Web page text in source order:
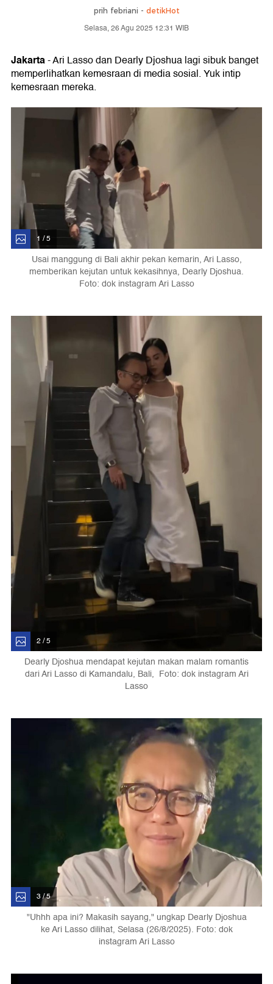
prih febriani - detikHot
Selasa, 26 Agu 2025 12:31 WIB
Jakarta- Ari Lasso dan Dearly Djoshua lagi sibuk banget
memperlihatkan kemesraan di media sosial. Yuk intip
kemesraan mereka.
1 / 5
Usai manggung di Bali akhir pekan kemarin, Ari Lasso,
memberikan kejutan untuk kekasihnya, Dearly Djoshua.
Foto: dok instagram Ari Lasso
2 / 5
Dearly Djoshua mendapat kejutan makan malam romantis
dari Ari Lasso di Kamandalu, Bali, Foto: dok instagram Ari
Lasso
3 / 5
"Uhhh apa ini? Makasih sayang," ungkap Dearly Djoshua
ke Ari Lasso dilihat, Selasa (26/8/2025). Foto: dok
instagram Ari Lasso